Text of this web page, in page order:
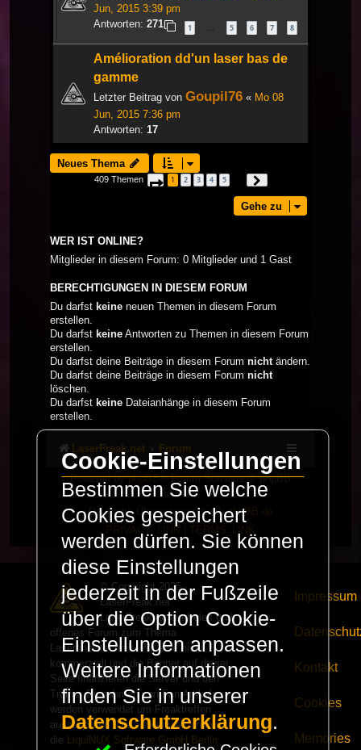
Jun, 2015 3:39 pm
Antworten: 271 1 … 5 6 7 8
Amélioration dd'un laser bas de
gamme
Letzter Beitrag von Goupil76 « Mo 08
Jun, 2015 7:36 pm
Antworten: 17
Neues Thema
409 Themen Seite 1von 14
1 2 3 4 5
Gehe zu
WER IST ONLINE?
Mitglieder in diesem Forum: 0 Mitglieder und 1 Gast
BERECHTIGUNGEN IN DIESEM FORUM
Du darfst keine neuen Themen in diesem Forum
erstellen.
Du darfst keine Antworten zu Themen in diesem Forum
erstellen.
Du darfst deine Beiträge in diesem Forum nichtändern.
Du darfst deine Beiträge in diesem Forum nicht
löschen.
Du darfst keine Dateianhänge in diesem Forum
erstellen.
LaserFreak.net Forum
Powered byphpBB® Forum Software © phpBB
Limited
Deutsche Übersetzung durchphpBB.de
PRIVACY_LINK
TERMS_LINK
© Copyright 2025 -
LaserFreak.net
LaserFreak ist ein freies und
offenes Forum zum Thema
Lasershowtechnik. Wir sind nicht
kommerziell und die Banner auf dieser
Seite finanzieren die Server und den
Traffic. Einnahmen von Fan Artikeln
werden verwendet um Freaktreffen
auszurichten. Die Server werden durch
die
LiquiNUX Software GmbH Berlin
Impressum
Kontakt
Cookies
Memories
Cookie-Einstellungen
Bestimmen Sie welche
Cookies gespeichert
werden dürfen. Sie können
diese Einstellungen
jederzeit in der Fußzeile
über die Option Cookie-
Einstellungen anpassen.
Weitere Informationen
finden Sie in unserer
Datenschutzerklärung.